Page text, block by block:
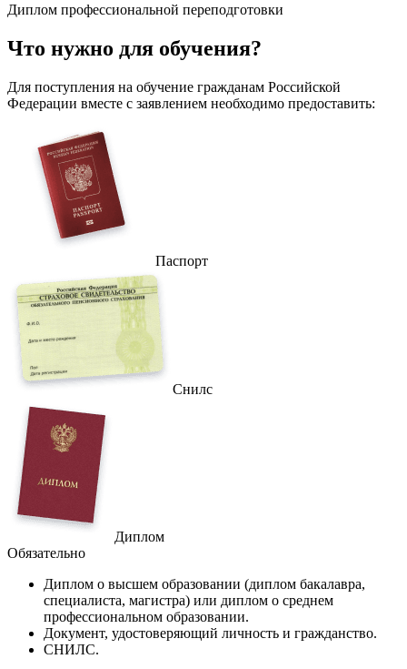
Диплом профессиональной переподготовки
Что нужно для обучения?
Для поступления на обучение гражданам Российской
Федерации вместе с заявлением необходимо предоставить:
Паспорт
Снилс
Диплом
Обязательно
Диплом о высшем образовании (диплом бакалавра,
специалиста, магистра) или диплом о среднем
профессиональном образовании.
Документ, удостоверяющий личность и гражданство.
СНИЛС.